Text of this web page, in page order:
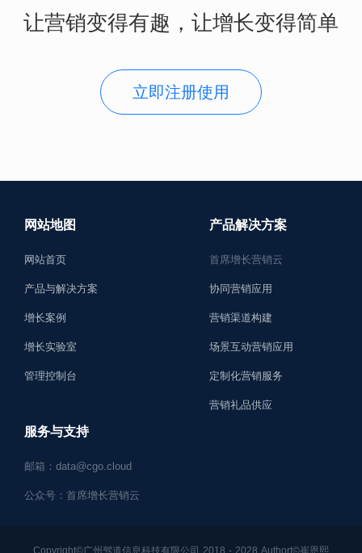
让营销变得有趣，让增长变得简单
立即注册使用
网站地图
网站首页
产品与解决方案
增长案例
增长实验室
管理控制台
产品解决方案
首席增长营销云
协同营销应用
营销渠道构建
场景互动营销应用
定制化营销服务
营销礼品供应
服务与支持
邮箱：data@cgo.cloud
公众号：首席增长营销云
Copyright©广州驾道信息科技有限公司 2018 - 2028 Authort©崔恩熙